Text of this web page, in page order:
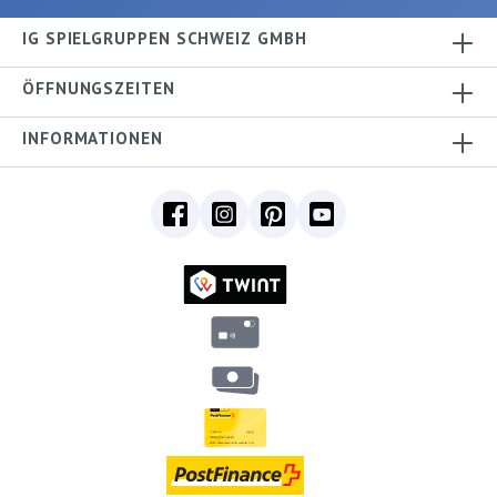
IG SPIELGRUPPEN SCHWEIZ GMBH
ÖFFNUNGSZEITEN
INFORMATIONEN